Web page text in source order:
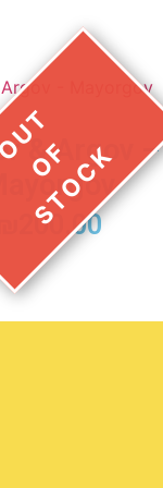
& Argov –
200.00